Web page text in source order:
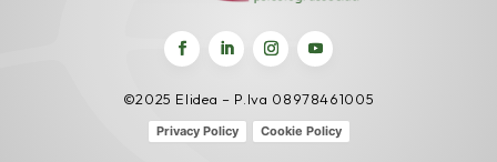
©2025 Elidea – P.Iva 08978461005
Privacy Policy Cookie Policy